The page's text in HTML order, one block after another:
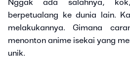
Nggak ada salahnya,
berpetualang ke dunia lain.
melakukannya. Gimana
menonton anime isekai yang
unik.